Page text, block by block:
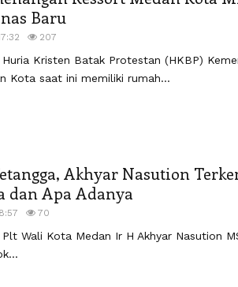
Baru
207
Huria Kristen Batak Protestan (HKBP)
Kota saat ini memiliki rumah...
Akhyar Nasution
dan Apa Adanya
70
Plt Wali Kota Medan Ir H Akhyar Nasution